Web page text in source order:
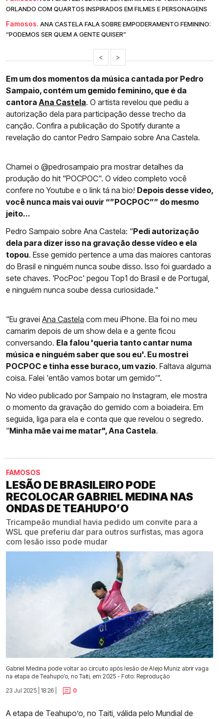
ORLANDO COM QUARTOS INSPIRADOS EM FILMES E PERSONAGENS
Famosos. ANA CASTELA FALA SOBRE EMPODERAMENTO FEMININO:
“PODEMOS SER QUEM A GENTE QUISER”
< >
Em um dos momentos da música cantada por Pedro
Sampaio, contém um gemido feminino, que é da
cantora Ana Castela. O artista revelou que pediu a
autorização dela para participação desse trecho da
canção. Confira a publicação do Spotify durante a
revelação do cantor Pedro Sampaio sobre Ana Castela.
Chamei o @pedrosampaio pra mostrar detalhes da
produção do hit "POCPOC". O vídeo completo você
confere no Youtube e o link tá na bio! Depois desse vídeo,
você nunca mais vai ouvir “”POCPOC”” do mesmo
jeito...
Pedro Sampaio sobre Ana Castela: "Pedi autorização
dela para dizer isso na gravação desse vídeo e ela
topou. Esse gemido pertence a uma das maiores cantoras
do Brasil e ninguém nunca soube disso. Isso foi guardado a
sete chaves. 'PocPoc' pegou Top1 do Brasil e de Portugal,
e ninguém nunca soube dessa curiosidade."
"Eu gravei Ana Castela com meu iPhone. Ela foi no meu
camarim depois de um show dela e a gente ficou
conversando. Ela falou 'queria tanto cantar numa
música e ninguém saber que sou eu'. Eu mostrei
POCPOC e tinha esse buraco, um vazio. Faltava alguma
coisa. Falei 'então vamos botar um gemido'".
No video publicado por Sampaio no Instagram, ele mostra
o momento da gravação do gemido com a boiadeira. Em
seguida, liga para ela e conta que que revelou o segredo.
"Minha mãe vai me matar", Ana Castela.
FAMOSOS
LESÃO DE BRASILEIRO PODE
RECOLOCAR GABRIEL MEDINA NAS
ONDAS DE TEAHUPO’O
Tricampeão mundial havia pedido um convite para a
WSL que preferiu dar para outros surfistas, mas agora
com lesão isso pode mudar
Gabriel Medina pode voltar ao circuito após lesão de Alejo Muniz abrir vaga
na etapa de Teahupo’o, no Taiti, em 2025 - Foto: Reprodução
23 Jul 2025 | 18:26 |
0
A etapa de Teahupo’o, no Taiti, válida pelo Mundial de